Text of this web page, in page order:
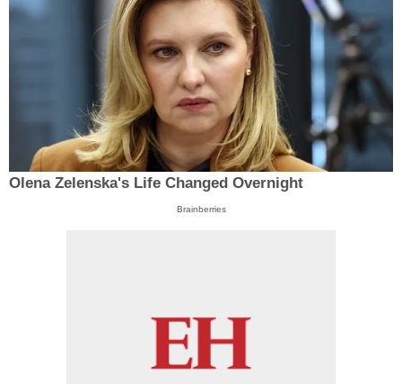
Olena Zelenska's Life Changed Overnight
Brainberries